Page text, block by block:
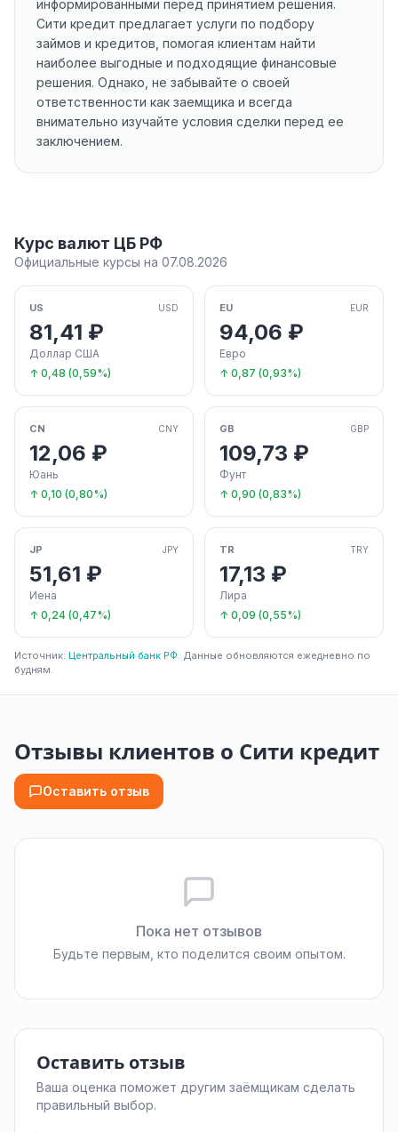
информированными перед принятием решения.
Сити кредит предлагает услуги по подбору
займов и кредитов, помогая клиентам найти
наиболее выгодные и подходящие финансовые
решения. Однако, не забывайте о своей
ответственности как заемщика и всегда
внимательно изучайте условия сделки перед ее
заключением.
Курс валют ЦБ РФ
Официальные курсы на 07.08.2026
US USD
81,41 ₽
Доллар США
↑ 0,48 (0,59%)
EU EUR
94,06 ₽
Евро
↑ 0,87 (0,93%)
CN CNY
12,06 ₽
Юань
↑ 0,10 (0,80%)
GB GBP
109,73 ₽
Фунт
↑ 0,90 (0,83%)
JP JPY
51,61 ₽
Иена
↑ 0,24 (0,47%)
TR TRY
17,13 ₽
Лира
↑ 0,09 (0,55%)
Источник: Центральный банк РФ. Данные обновляются ежедневно по
будням.
Отзывы клиентов о Сити кредит
Оставить отзыв
Пока нет отзывов
Будьте первым, кто поделится своим опытом.
Оставить отзыв
Ваша оценка поможет другим заёмщикам сделать
правильный выбор.